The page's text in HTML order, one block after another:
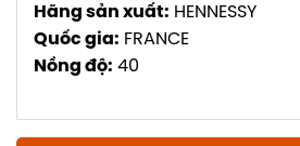
Hãng sản xuất: HENNESSY
Quốc gia: FRANCE
Nồng độ: 40